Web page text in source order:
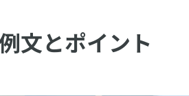
文とポイント